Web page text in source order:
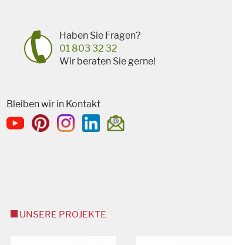
Haben Sie Fragen?
01 803 32 32
Wir beraten Sie gerne!
Bleiben wir in Kontakt
UNSERE PROJEKTE